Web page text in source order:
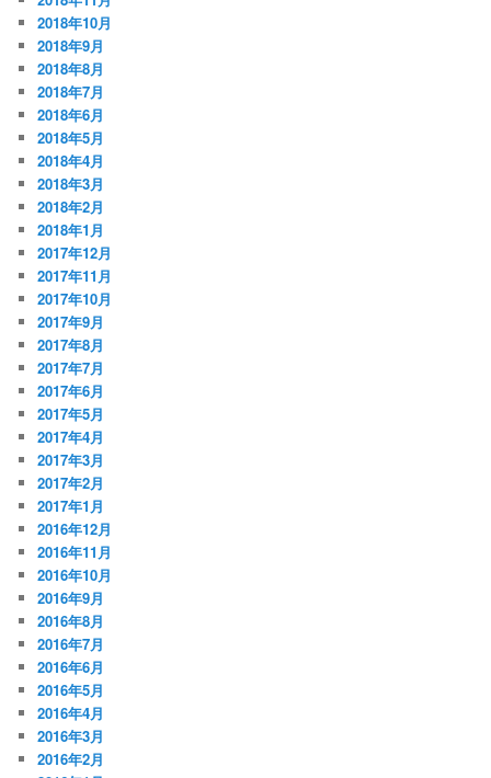
2018年10月
2018年9月
2018年8月
2018年7月
2018年6月
2018年5月
2018年4月
2018年3月
2018年2月
2018年1月
2017年12月
2017年11月
2017年10月
2017年9月
2017年8月
2017年7月
2017年6月
2017年5月
2017年4月
2017年3月
2017年2月
2017年1月
2016年12月
2016年11月
2016年10月
2016年9月
2016年8月
2016年7月
2016年6月
2016年5月
2016年4月
2016年3月
2016年2月